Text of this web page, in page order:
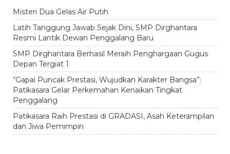
Misteri Dua Gelas Air Putih
Latih Tanggung Jawab Sejak Dini, SMP Dirghantara
Resmi Lantik Dewan Penggalang Baru
SMP Dirghantara Berhasil Meraih Penghargaan Gugus
Depan Tergiat 1
“Gapai Puncak Prestasi, Wujudkan Karakter Bangsa”:
Patikasara Gelar Perkemahan Kenaikan Tingkat
Penggalang
Patikasara Raih Prestasi di GRADASI, Asah Keterampilan
dan Jiwa Pemimpin